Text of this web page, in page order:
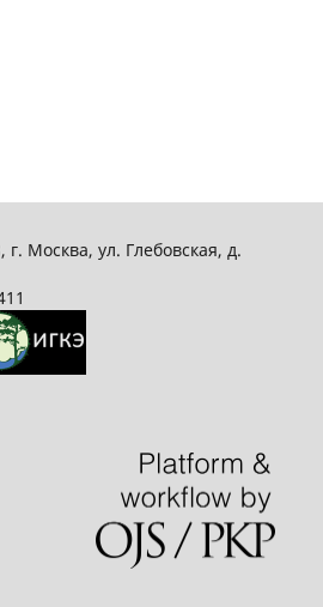
Москва, ул. Глебовская, д.